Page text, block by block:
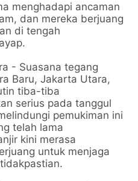
menghadapi ancaman
dan mereka berjuang
di tengah
- Suasana tegang
Baru, Jakarta Utara,
tiba-tiba
serius pada tanggul
pemukiman ini
telah lama
kini merasa
untuk menjaga